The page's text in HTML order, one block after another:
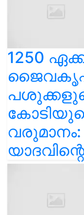
1250
വരുമാനം: